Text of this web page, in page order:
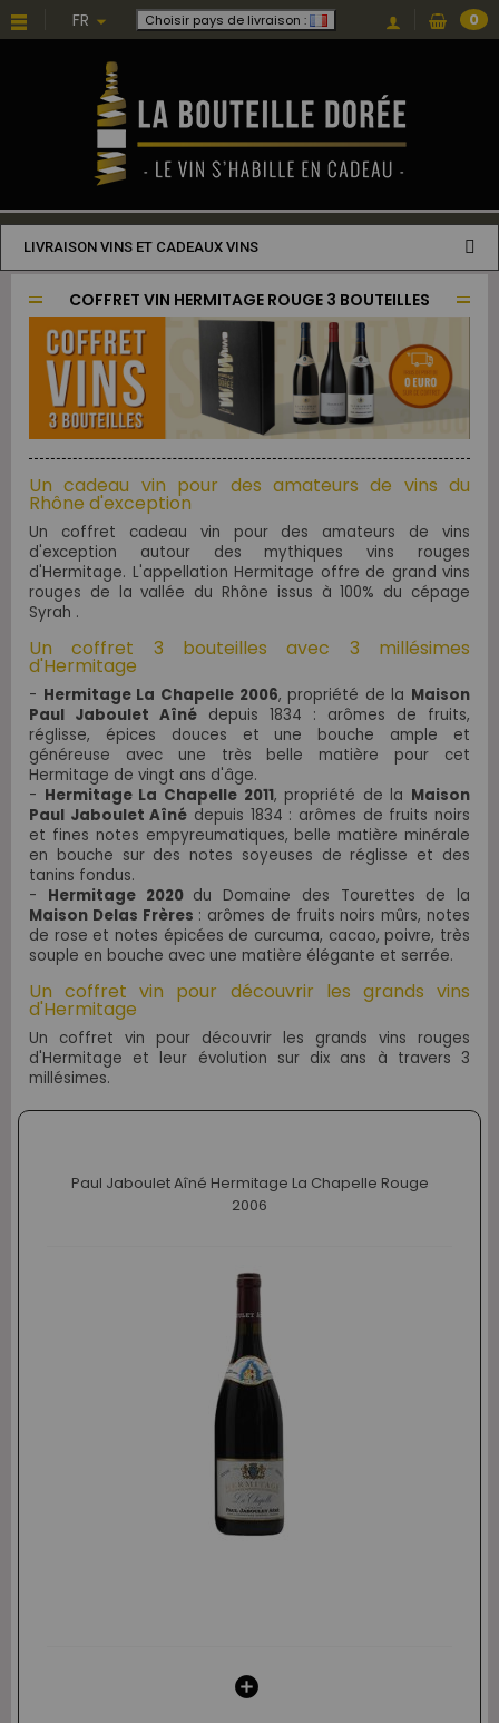
FR Choisir pays de livraison : 0
LIVRAISON VINS ET CADEAUX VINS
COFFRET VIN HERMITAGE ROUGE 3 BOUTEILLES
Un cadeau vin pour des amateurs de vins du
Rhône d'exception
Un coffret cadeau vin pour des amateurs de vins
d'exception autour des mythiques vins rouges
d'Hermitage. L'appellation Hermitage offre de grand vins
rouges de la vallée du Rhône issus à 100% du cépage
Syrah .
Un coffret 3 bouteilles avec 3 millésimes
d'Hermitage
- Hermitage La Chapelle 2006, propriété de la Maison
Paul Jaboulet Aîné depuis 1834 : arômes de fruits,
réglisse, épices douces et une bouche ample et
généreuse avec une très belle matière pour cet
Hermitage de vingt ans d'âge.
- Hermitage La Chapelle 2011, propriété de la Maison
Paul Jaboulet Aîné depuis 1834 : arômes de fruits noirs
et fines notes empyreumatiques, belle matière minérale
en bouche sur des notes soyeuses de réglisse et des
tanins fondus.
- Hermitage 2020 du Domaine des Tourettes de la
Maison Delas Frères : arômes de fruits noirs mûrs, notes
de rose et notes épicées de curcuma, cacao, poivre, très
souple en bouche avec une matière élégante et serrée.
Un coffret vin pour découvrir les grands vins
d'Hermitage
Un coffret vin pour découvrir les grands vins rouges
d'Hermitage et leur évolution sur dix ans à travers 3
millésimes.
Paul Jaboulet Aîné Hermitage La Chapelle Rouge
2006